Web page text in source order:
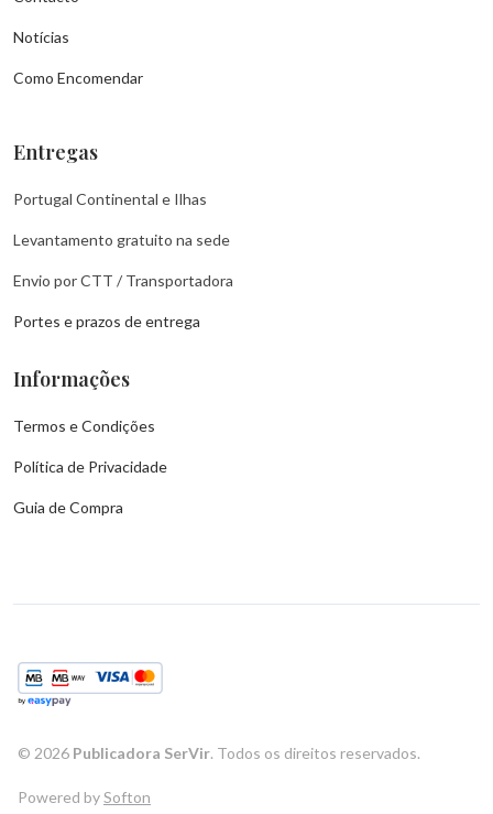
Notícias
Como Encomendar
Entregas
Portugal Continental e Ilhas
Levantamento gratuito na sede
Envio por CTT / Transportadora
Portes e prazos de entrega
Informações
Termos e Condições
Política de Privacidade
Guia de Compra
© 2026 Publicadora SerVir. Todos os direitos reservados.
Powered bySofton